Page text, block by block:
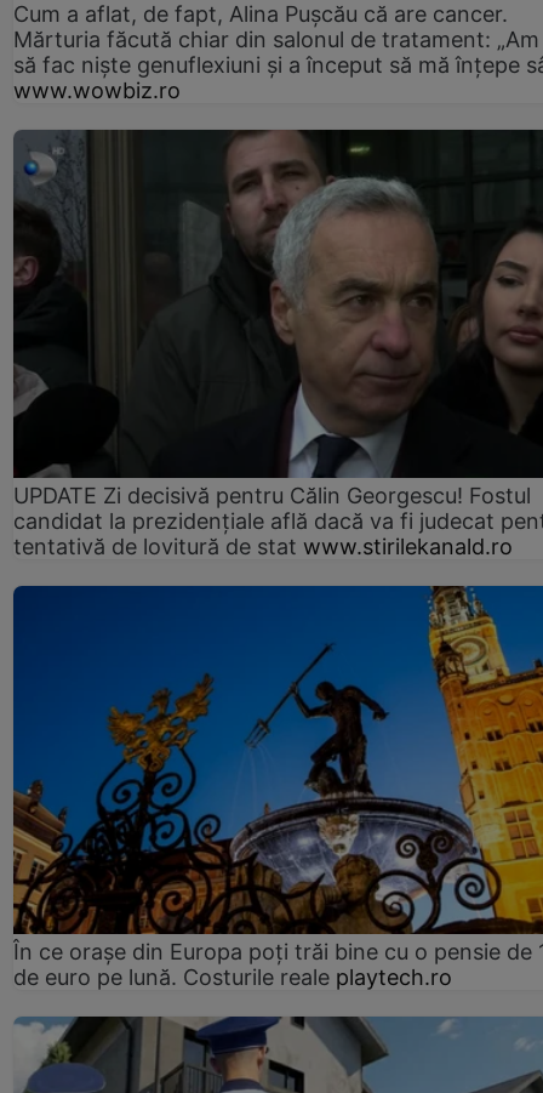
Cum a aflat, de fapt, Alina Pușcău că are cancer.
Mărturia făcută chiar din salonul de tratament:
să fac niște genuflexiuni și a început să mă înțepe
www.wowbiz.ro
UPDATE Zi decisivă pentru Călin Georgescu! Fostul
candidat la prezidențiale află dacă va fi judecat
tentativă de lovitură de stat www.stirilekanald.ro
În ce orașe din Europa poți trăi bine cu o pensie de
de euro pe lună. Costurile reale playtech.ro